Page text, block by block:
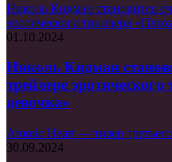
Николь Кидман становится
эротического триллера
01.10.2024
Николь Кидман
трейлере
девочка»
Atomic Heart — тизер
30.09.2024